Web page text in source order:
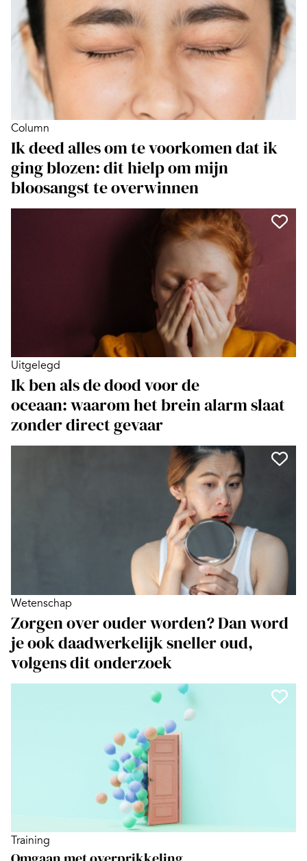
Column
Ik deed alles om te voorkomen dat ik
ging blozen: dit hielp om mijn
bloosangst te overwinnen
Uitgelegd
Ik ben als de dood voor de
oceaan: waarom het brein alarm slaat
zonder direct gevaar
Wetenschap
Zorgen over ouder worden? Dan word
je ook daadwerkelijk sneller oud,
volgens dit onderzoek
Training